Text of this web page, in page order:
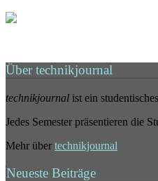
Über technikjournal
technikjournal ist ein
Jedes Semester präsentieren die
Mehr über technikjournal
Neueste Beiträge